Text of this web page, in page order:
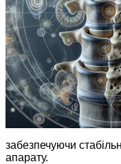
забезпечуючи
апарату.